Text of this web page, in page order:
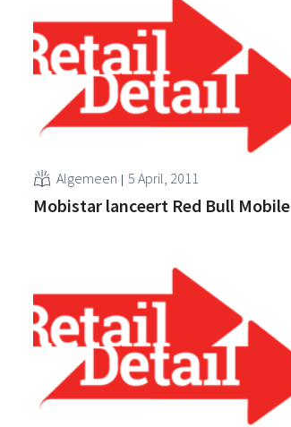
Algemeen 5 April, 2011
Mobistar lanceert Red Bull Mobile